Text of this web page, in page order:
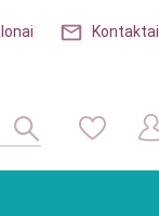
Kontaktai